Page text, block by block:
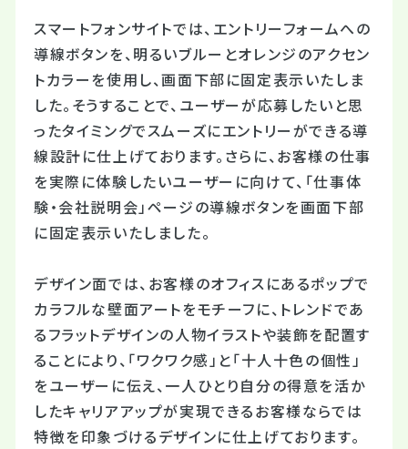
スマートフォンサイトでは、エントリーフォームへの
導線ボタンを、明るいブルーとオレンジのアクセン
トカラーを使用し、画面下部に固定表示いたしま
した。そうすることで、ユーザーが応募したいと思
ったタイミングでスムーズにエントリーができる導
線設計に仕上げております。 さらに、お客様の仕事
を実際に体験したいユーザーに向けて、「仕事体
験・会社説明会」ページの導線ボタンを画面下部
に固定表示いたしました。
デザイン面では、お客様のオフィスにあるポップで
カラフルな壁面アートをモチーフに、トレンドであ
るフラットデザインの人物イラストや装飾を配置す
ることにより、「ワクワク感」と「十人十色の個性」
をユーザーに伝え、一人ひとり自分の得意を活か
したキャリアアップが実現できるお客様ならでは
特徴を印象づけるデザインに仕上げております。